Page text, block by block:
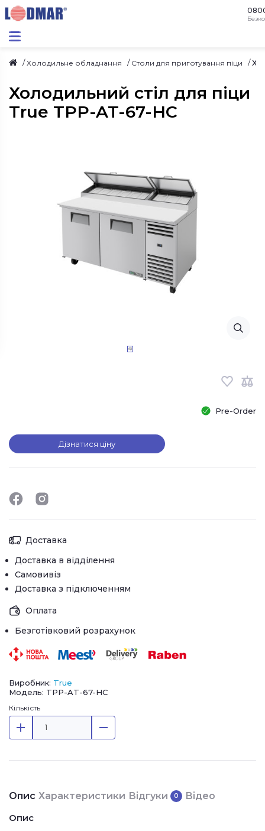
Холодильне обладнання Столи для приготування піци
Холодильний стіл для піци
True TPP-AT-67-HC
Pre-Order
Дізнатися ціну
Доставка
Доставка в відділення
Самовивіз
Доставка з підключенням
Оплата
Безготівковий розрахунок
Виробник: True
Модель: TPP-AT-67-HC
Кількість
Опис Характеристики Відгуки 0
Відео
Опис